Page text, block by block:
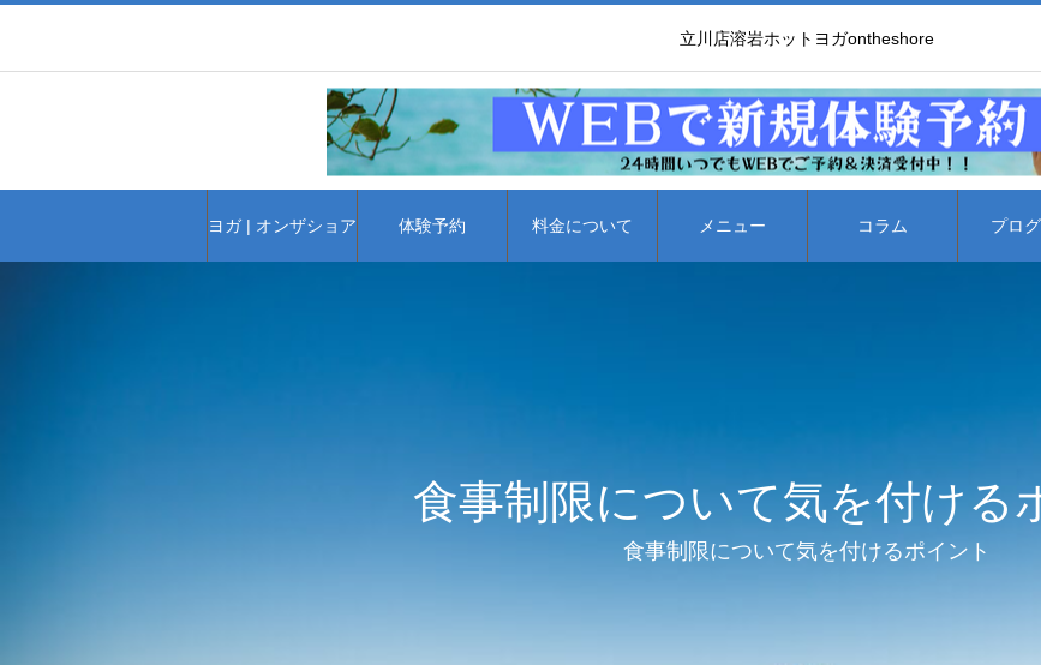
立川店溶岩ホットヨガontheshore
ヨガ | オンザショア 体験予約 料金について メニュー コラム プロ
食事制限について気を付ける
食事制限について気を付けるポイント